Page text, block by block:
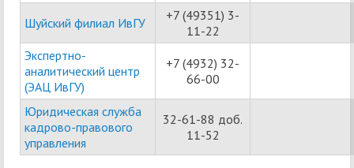
Шуйский филиал ИвГУ
+7 (49351) 3-
11-22
Экспертно-
аналитический центр
(ЭАЦ ИвГУ)
+7 (4932) 32-
66-00
Юридическая служба
кадрово-правового
управления
32-61-88 доб.
11-52